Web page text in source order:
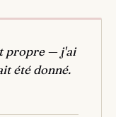
propre — j'ai
été donné.